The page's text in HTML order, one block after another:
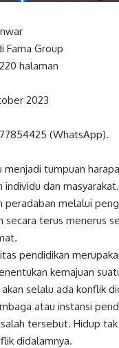
Fama Group
halaman
2023
(WhatsApp).
menjadi tumpuan
dan
peradaban melalui
secara terus menerus
pendidikan
kemajuan
selalu ada konflik
atau instansi
tersebut. Hidup
didalamnya.